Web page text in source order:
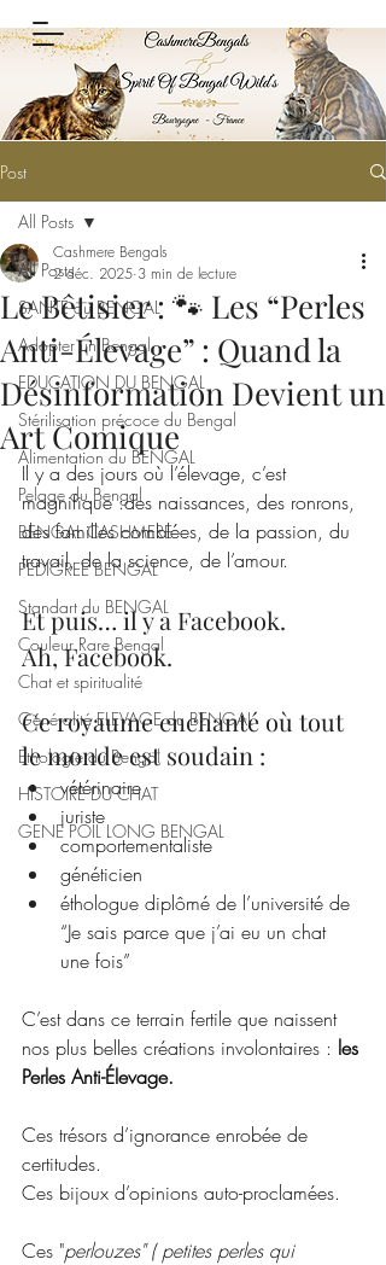
Post
All Posts
SANTÉ du BENGAL
Adopter un Bengal
EDUCATION DU BENGAL
Stérilisation précoce du Bengal
Alimentation du BENGAL
Pelage du Bengal
BENGAL CASHMERE
PEDIGREE BENGAL
Standart du BENGAL
Couleur Rare Bengal
Chat et spiritualité
Généralité ELEVAGE du BENGAL
Ethologie du Bengal
HISTOIRE DU CHAT
GENE POIL LONG BENGAL
All Posts
Le Bêtisier : 🐾 Les “Perles
Anti-Élevage” : Quand la
Désinformation Devient un
Art Comique
Cashmere Bengals
2 déc. 2025 3 min de lecture
Il y a des jours où l’élevage, c’est
magnifique :des naissances, des ronrons,
des familles comblées, de la passion, du
travail, de la science, de l’amour.
Et puis… il y a Facebook.
Ah, Facebook.
Ce royaume enchanté où tout
le monde est soudain :
vétérinaire
juriste
comportementaliste
généticien
éthologue diplômé de l’université de
“Je sais parce que j’ai eu un chat
une fois”
C’est dans ce terrain fertile que naissent
nos plus belles créations involontaires : les
Perles Anti-Élevage.
Ces trésors d’ignorance enrobée de
certitudes.
Ces bijoux d’opinions auto-proclamées.
Ces "perlouzes" ( petites perles qui